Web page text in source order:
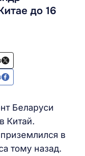
до 16
Беларуси
Китай.
в
тому назад.